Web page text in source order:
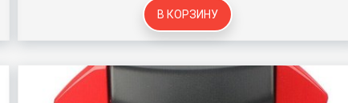
В КОРЗИНУ